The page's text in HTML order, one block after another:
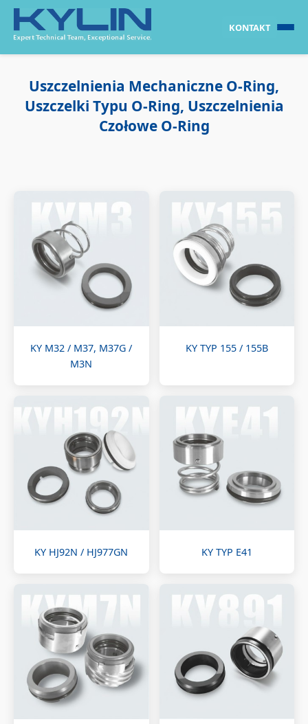
KONTAKT
Uszczelnienia Mechaniczne O-Ring,
Uszczelki Typu O-Ring, Uszczelnienia
Czołowe O-Ring
KY M32 / M37, M37G /
M3N
KY TYP 155 / 155B
KY HJ92N / HJ977GN KY TYP E41